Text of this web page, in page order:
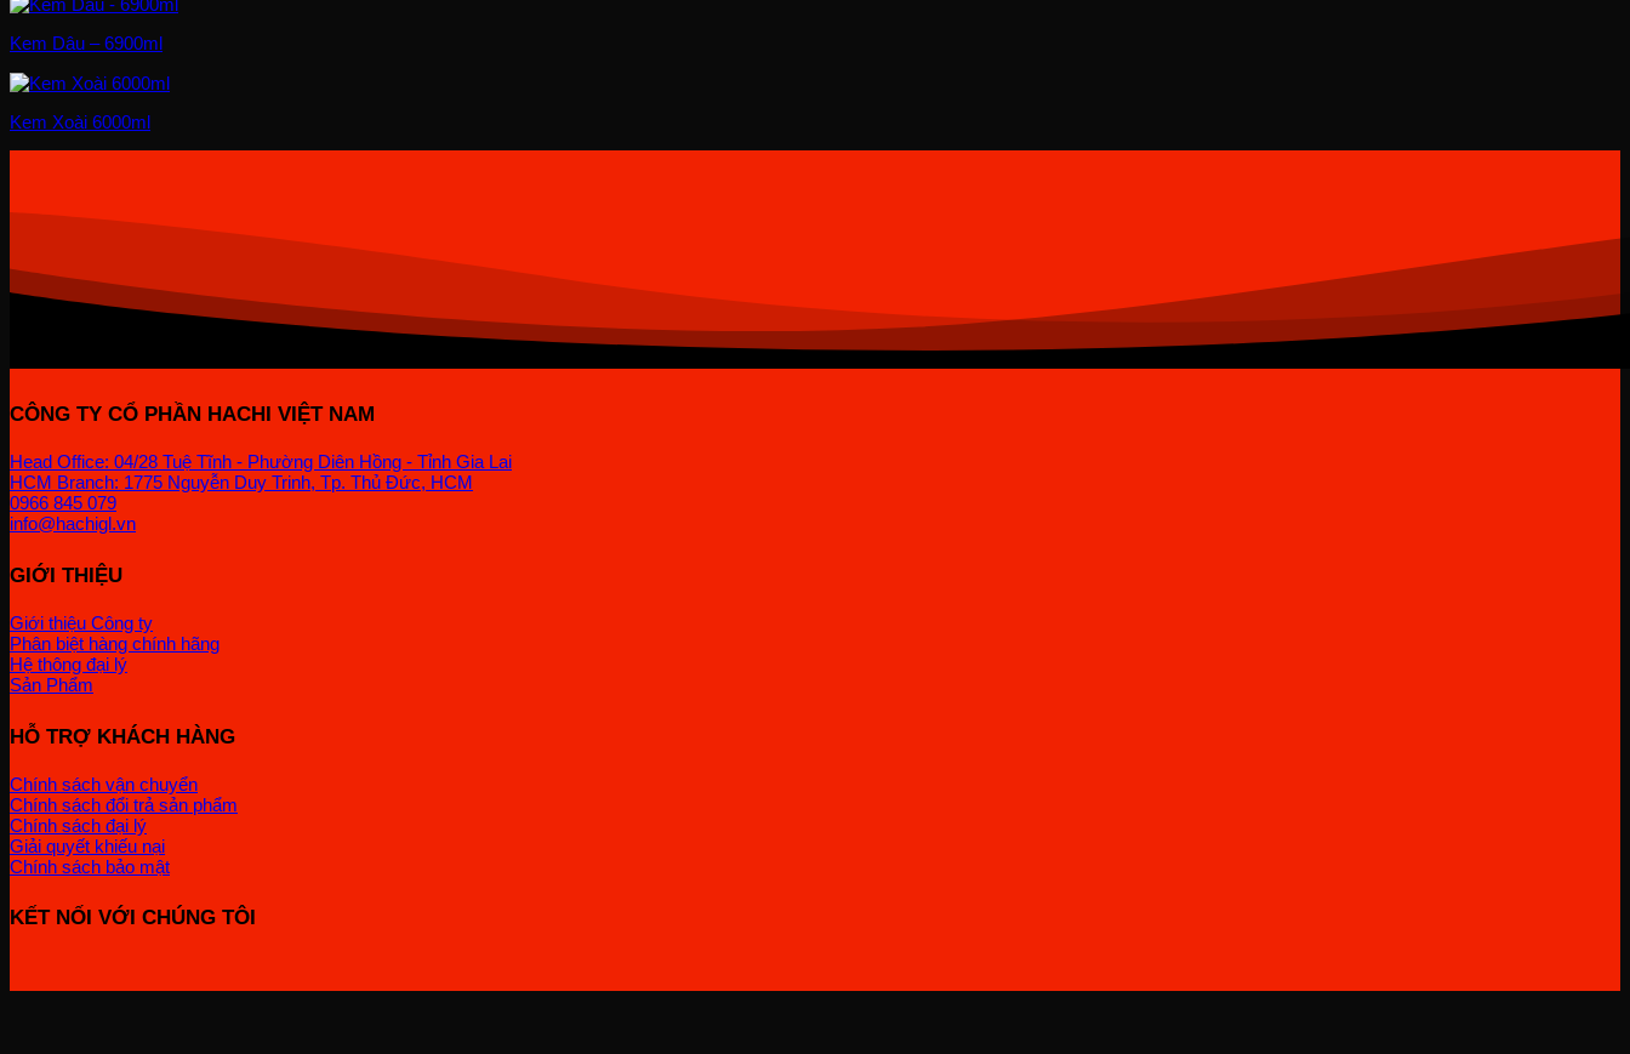
Kem Dâu – 6900ml
Kem Xoài 6000ml
CÔNG TY CỔ PHẦN HACHI VIỆT NAM
Head Office: 04/28 Tuệ Tĩnh - Phường Diên Hồng - Tỉnh Gia Lai
HCM Branch: 1775 Nguyễn Duy Trinh, Tp. Thủ Đức, HCM
0966 845 079
info@hachigl.vn
GIỚI THIỆU
Giới thiệu Công ty
Phân biệt hàng chính hãng
Hệ thông đại lý
Sản Phẩm
HỖ TRỢ KHÁCH HÀNG
Chính sách vận chuyển
Chính sách đổi trả sản phẩm
Chính sách đại lý
Giải quyết khiếu nại
Chính sách bảo mật
KẾT NỐI VỚI CHÚNG TÔI